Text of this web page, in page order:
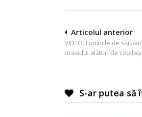
Navigare
în
Articolul anterior
VIDEO. Luminile de
orașului alături de copilași
S-ar putea să